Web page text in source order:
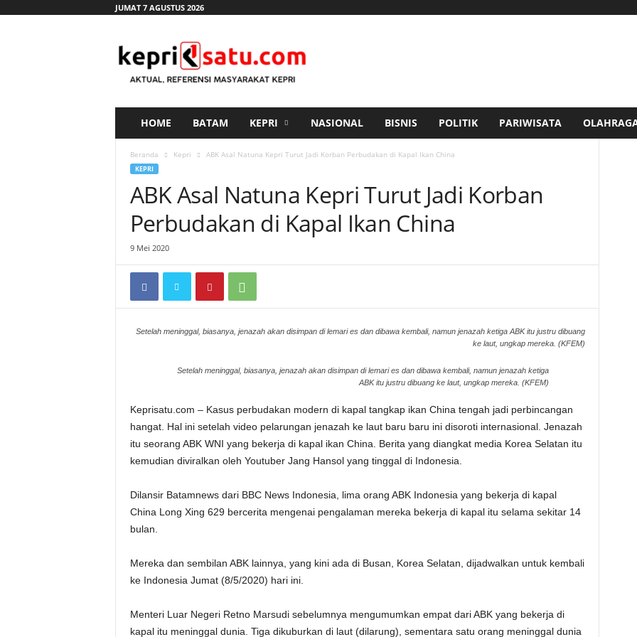
JUMAT 7 AGUSTUS 2026
HOME BATAM KEPRI NASIONAL BISNIS POLITIK PARIWISATA
Beranda Kepri ABK Asal Natuna Kepri Turut Jadi Korban Perbudakan di Kapal Ikan China
KEPRI
ABK Asal Natuna Kepri Turut Jadi Korban
Perbudakan di Kapal Ikan China
9 Mei 2020
Setelah meninggal, biasanya, jenazah akan disimpan di lemari es dan dibawa kembali, namun jenazah ketiga ABK itu justru dibuang
ke laut, ungkap mereka. (KFEM)
Setelah meninggal, biasanya, jenazah akan disimpan di lemari es dan dibawa kembali, namun jenazah ketiga
ABK itu justru dibuang ke laut, ungkap mereka. (KFEM)
Keprisatu.com – Kasus perbudakan modern di kapal tangkap ikan China tengah jadi perbincangan
hangat. Hal ini setelah video pelarungan jenazah ke laut baru baru ini disoroti internasional. Jenazah
itu seorang ABK WNI yang bekerja di kapal ikan China. Berita yang diangkat media Korea Selatan itu
kemudian diviralkan oleh Youtuber Jang Hansol yang tinggal di Indonesia.
Dilansir Batamnews dari BBC News Indonesia, lima orang ABK Indonesia yang bekerja di kapal
China Long Xing 629 bercerita mengenai pengalaman mereka bekerja di kapal itu selama sekitar 14
bulan.
Mereka dan sembilan ABK lainnya, yang kini ada di Busan, Korea Selatan, dijadwalkan untuk kembali
ke Indonesia Jumat (8/5/2020) hari ini.
Menteri Luar Negeri Retno Marsudi sebelumnya mengumumkan empat dari ABK yang bekerja di
kapal itu meninggal dunia. Tiga dikuburkan di laut (dilarung), sementara satu orang meninggal dunia